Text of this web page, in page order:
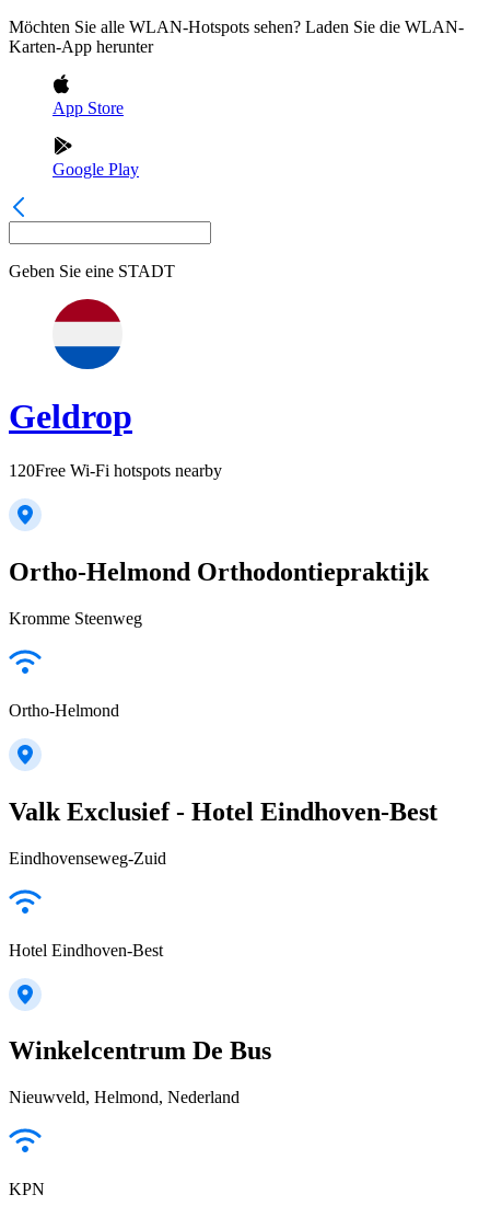
Möchten Sie alle WLAN-Hotspots sehen? Laden Sie die WLAN-
Karten-App herunter
App Store
Google Play
Geben Sie eine STADT
Geldrop
120Free Wi-Fi hotspots nearby
Ortho-Helmond Orthodontiepraktijk
Kromme Steenweg
Ortho-Helmond
Valk Exclusief - Hotel Eindhoven-Best
Eindhovenseweg-Zuid
Hotel Eindhoven-Best
Winkelcentrum De Bus
Nieuwveld, Helmond, Nederland
KPN